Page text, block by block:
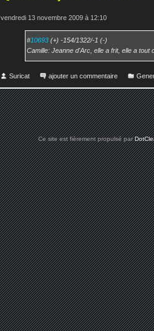
vendredi 13 novembre 2009 à 12:10
#10693 (+) -154/1322/-1 (-)
Camille: Jeanne d'Arc, elle a frit, elle a tout
Suricat ajouter un commentaire
Ce site est fièrement propulsé par